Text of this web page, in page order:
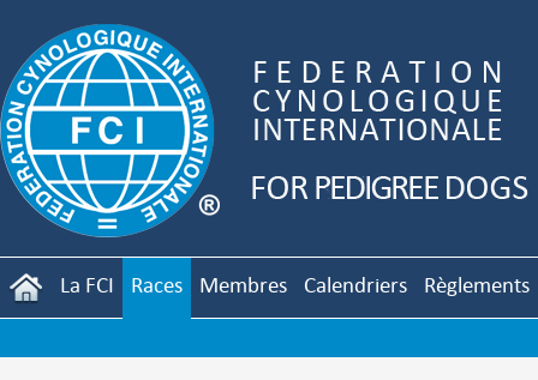
La FCI Races Membres Calendriers Règlements